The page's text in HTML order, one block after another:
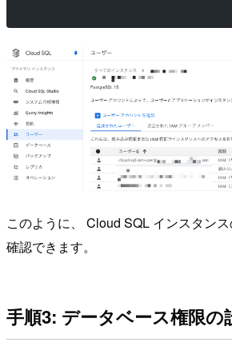
このように、 Cloud SQL インスタン
確認できます。
手順3: データベース権限の